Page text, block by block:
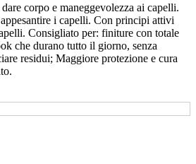
corpo e maneggevolezza ai capelli.
i capelli. Con principi attivi
Consigliato per: finiture con totale
che durano tutto il giorno, senza
residui; Maggiore protezione e cura